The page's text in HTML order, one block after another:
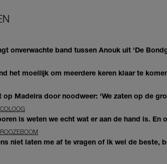
onverwachte band tussen Anouk uit 'De
het moeilijk om meerdere keren klaar te
op Madeira door noodweer: 'We zaten op de
is weten we echt wat er aan de hand is. En
niet laten me af te vragen of ik wel de beste,